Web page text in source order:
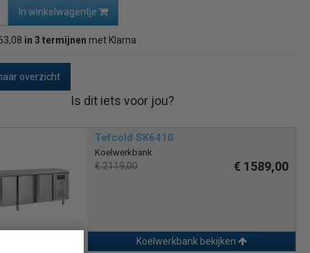
In winkelwagentje
in 3 termijnen met Klarna
overzicht
Is dit iets voor jou?
Tefcold SK6410
Koelwerkbank
€ 2119,00 € 1589,00
Koelwerkbank bekijken